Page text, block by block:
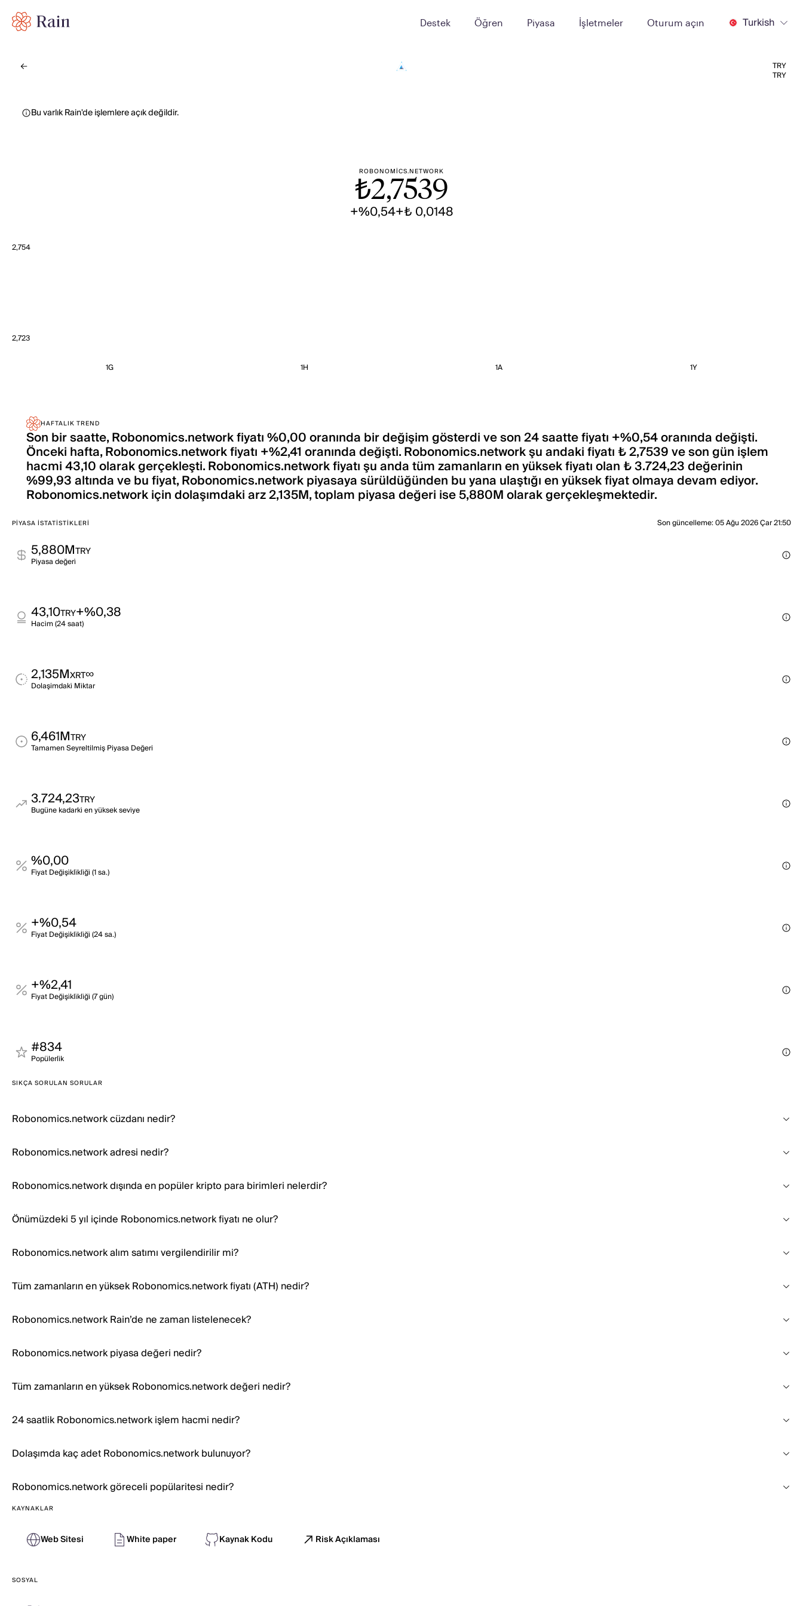
Destek Öğren Piyasa İşletmeler Oturum açın Turkish
TRY
TRY
Bu varlık Rain'de işlemlere açık değildir.
ROBONOMICS.NETWORK
₺2,7539
+%0,54+₺ 0,0148
2,754
2,723
1G 1H 1A 1Y
HAFTALIK TREND
Son bir saatte, Robonomics.network fiyatı %0,00 oranında bir değişim gösterdi ve son 24 saatte fiyatı +%0,54 oranında değişti.
Önceki hafta, Robonomics.network fiyatı +%2,41 oranında değişti. Robonomics.network şu andaki fiyatı ₺ 2,7539 ve son gün işlem
hacmi 43,10 olarak gerçekleşti. Robonomics.network fiyatı şu anda tüm zamanların en yüksek fiyatı olan ₺ 3.724,23 değerinin
%99,93 altında ve bu fiyat, Robonomics.network piyasaya sürüldüğünden bu yana ulaştığı en yüksek fiyat olmaya devam ediyor.
Robonomics.network için dolaşımdaki arz 2,135M, toplam piyasa değeri ise 5,880M olarak gerçekleşmektedir.
PIYASA İSTATISTIKLERI Son güncelleme:05 Ağu 2026 Çar 21:50
5,880MTRY
Pi̇yasa değeri̇
43,10TRY+%0,38
Haci̇m (24 saat)
2,135MXRT∞
Dolaşimdaki̇ Mi̇ktar
6,461MTRY
Tamamen Seyreltilmiş Piyasa Değeri
3.724,23TRY
Bugüne kadarki̇ en yüksek sevi̇ye
%0,00
Fi̇yat Deği̇şi̇kli̇kli̇ği̇ (1 sa.)
+%0,54
Fi̇yat Deği̇şi̇kli̇kli̇ği̇ (24 sa.)
+%2,41
Fi̇yat Deği̇şi̇kli̇kli̇ği̇ (7 gün)
#834
Popülerli̇k
SIKÇA SORULAN SORULAR
Robonomics.network cüzdanı nedir?
Robonomics.network adresi nedir?
Robonomics.network dışında en popüler kripto para birimleri nelerdir?
Önümüzdeki 5 yıl içinde Robonomics.network fiyatı ne olur?
Robonomics.network alım satımı vergilendirilir mi?
Tüm zamanların en yüksek Robonomics.network fiyatı (ATH) nedir?
Robonomics.network Rain’de ne zaman listelenecek?
Robonomics.network piyasa değeri nedir?
Tüm zamanların en yüksek Robonomics.network değeri nedir?
24 saatlik Robonomics.network işlem hacmi nedir?
Dolaşımda kaç adet Robonomics.network bulunuyor?
Robonomics.network göreceli popülaritesi nedir?
KAYNAKLAR
Web Sitesi White paper Kaynak Kodu Risk Açıklaması
SOSYAL